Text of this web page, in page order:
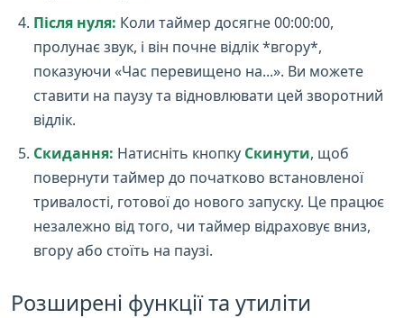
Після нуля: Коли таймер досягне 00:00:00,
пролунає звук, і він почне відлік *вгору*,
показуючи «Час перевищено на...». Ви можете
ставити на паузу та відновлювати цей зворотний
відлік.
Скидання: Натисніть кнопку Скинути, щоб
повернути таймер до початково встановленої
тривалості, готової до нового запуску. Це працює
незалежно від того, чи таймер відраховує вниз,
вгору або стоїть на паузі.
Розширені функції та утиліти